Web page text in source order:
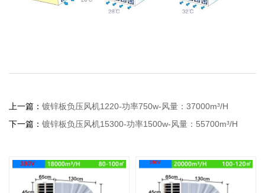
上一篇： 镀锌板负压风机1220-功率750w-风量：37000m³/H
下一篇： 镀锌板负压风机15300-功率1500w-风量：55700m³/H